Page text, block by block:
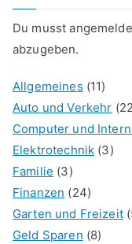
Du musst
abzugeben.
Allgemeines (11)
Auto und Verkehr
Computer und
Elektrotechnik (3)
Familie (3)
Finanzen (24)
Garten und Freizeit
Geld Sparen (8)